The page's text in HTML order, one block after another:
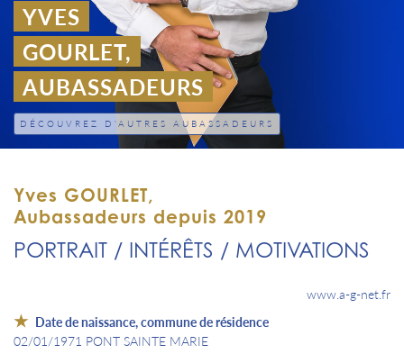
YVES
GOURLET,
AUBASSADEURS
DÉCOUVREZ D'AUTRES AUBASSADEURS
Yves GOURLET,
Aubassadeurs depuis 2019
PORTRAIT / INTÉRÊTS / MOTIVATIONS
www.a-g-net.fr
Date de naissance, commune de résidence
02/01/1971 PONT SAINTE MARIE